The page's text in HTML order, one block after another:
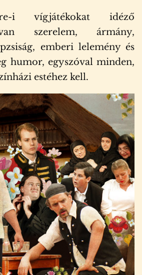
i vígjátékokat idéző
szerelem, ármány,
emberi lelemény és
humor, egyszóval minden,
estéhez kell.